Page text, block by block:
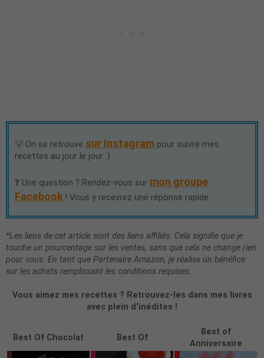
💡 On se retrouve sur Instagram pour suivre mes
recettes au jour le jour :)
❓ Une question ? Rendez-vous sur mon groupe
Facebook ! Vous y recevrez une réponse rapide.
*Les liens de cet article sont des liens affiliés. Cela signifie que je
touche un pourcentage sur les ventes, sans que cela ne change rien
pour vous. En tant que Partenaire Amazon, je réalise un bénéfice
sur les achats remplissant les conditions requises.
Vous aimez mes recettes ? Retrouvez-les dans mes livres
avec plein d'inédites !
Best Of Chocolat Best Of
Best of
Anniversaire